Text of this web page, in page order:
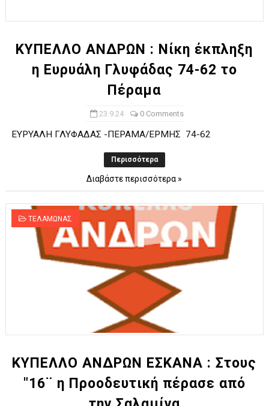
Ο δρόμος για τον 29ο τελικό κυπέλλου ανδρών ΕΣΚΑΝΑ
U21: Τεράστια πρόκριση για τον Πανελευσινιακό στον
Γ΄ανδρών play offs : "Σκληρό" καρύδι η Φιλία Περάματος
ΚΥΠΕΛΛΟ ΑΝΔΡΩΝ : Νίκη έκπληξη
η Ευρυάλη Γλυφάδας 74-62 το
Πέραμα
23.9.24 0 Comments
ΕΥΡΥΑΛΗ ΓΛΥΦΑΔΑΣ -ΠΕΡΑΜΑ/ΕΡΜΗΣ 74-62
Περισσότερα
Διαβάστε περισσότερα »
ΤΕΛΑΜΩΝΑΣ
ΚΥΠΕΛΛΟ ΑΝΔΡΩΝ ΕΣΚΑΝΑ : Στους
"16¨ η Προοδευτική πέρασε από